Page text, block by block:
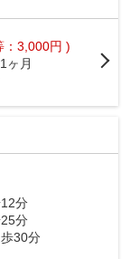
：3,000円 )
1ヶ月
12分
25分
歩30分